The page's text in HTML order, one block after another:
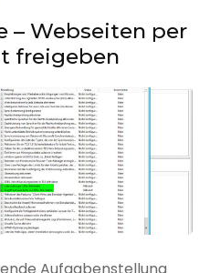
im
Active
Directory
– Webseiten per
freigeben